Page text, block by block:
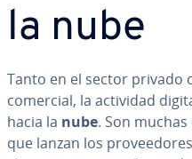
la nube
Tanto en el sector privado
comercial, la actividad
hacia la nube. Son
que lanzan los